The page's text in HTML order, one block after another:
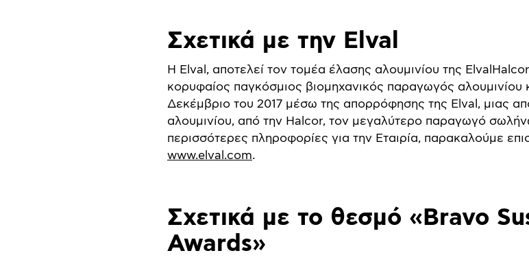
Σχετικά με την Elval
Η Elval, αποτελεί τον τομέα έλασης αλουμινίου της
κορυφαίος παγκόσμιος βιομηχανικός παραγωγός αλουμινίου
Δεκέμβριο του 2017 μέσω της απορρόφησης της Elval, μιας
αλουμινίου, από την Halcor, τον μεγαλύτερο παραγωγό
περισσότερες πληροφορίες για την Εταιρία, παρακαλούμε
www.elval.com.
Σχετικά με το θεσμό «Bravo
Awards»